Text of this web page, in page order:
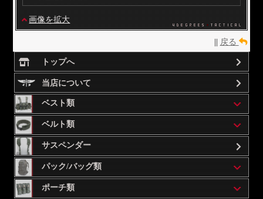
画像を拡大
|| 戻る
トップへ
当店について
ベスト類
ベルト類
サスペンダー
パック/バッグ類
ポーチ類